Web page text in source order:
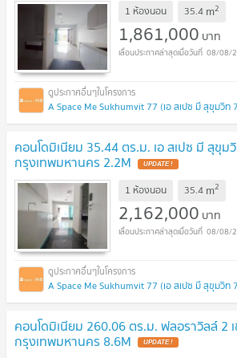
1 ห้องนอน 35.4 m2
1,861,000 บาท
08/08/
A Space Me Sukhumvit 77 (เอ สเปซ มี สุขุมวิท
คอนโดมิเนียม 35.44 ตร.ม. เอ สเปซ มี สุขุม
กรุงเทพมหานคร 2.2M UPDATE !
1 ห้องนอน 35.4 m2
2,162,000 บาท
08/08/
A Space Me Sukhumvit 77 (เอ สเปซ มี สุขุมวิท
คอนโดมิเนียม 260.06 ตร.ม. ฟลอราวิลล์ 2
กรุงเทพมหานคร 8.6M UPDATE !